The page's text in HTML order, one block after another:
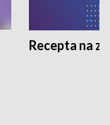
Recepta na